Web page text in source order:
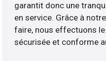
garantit donc une
en service. Grâce à
faire, nous effectuons
sécurisée et conforme